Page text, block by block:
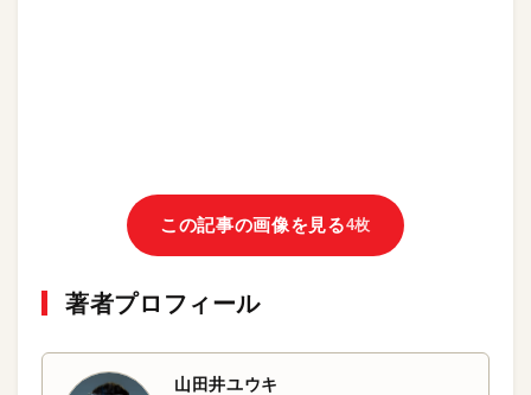
この記事の画像を見る4枚
著者プロフィール
山田井ユウキ